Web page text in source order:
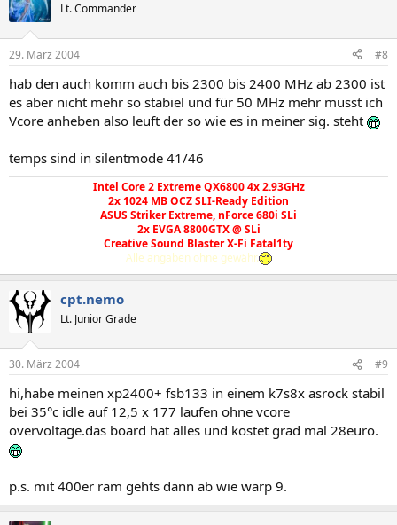
Lt. Commander
29. März 2004 #8
hab den auch komm auch bis 2300 bis 2400 MHz ab 2300 ist
es aber nicht mehr so stabiel und für 50 MHz mehr musst ich
Vcore anheben also leuft der so wie es in meiner sig. steht
temps sind in silentmode 41/46
Intel Core 2 Extreme QX6800 4x 2.93GHz
2x 1024 MB OCZ SLI-Ready Edition
ASUS Striker Extreme, nForce 680i SLi
2x EVGA 8800GTX @ SLi
Creative Sound Blaster X-Fi Fatal1ty
Alle angaben ohne gewähr.
cpt.nemo
Lt. Junior Grade
30. März 2004 #9
hi,habe meinen xp2400+ fsb133 in einem k7s8x asrock stabil
bei 35°c idle auf 12,5 x 177 laufen ohne vcore
overvoltage.das board hat alles und kostet grad mal 28euro.
p.s. mit 400er ram gehts dann ab wie warp 9.